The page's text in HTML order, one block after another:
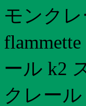
モンク
ール k2
クレー